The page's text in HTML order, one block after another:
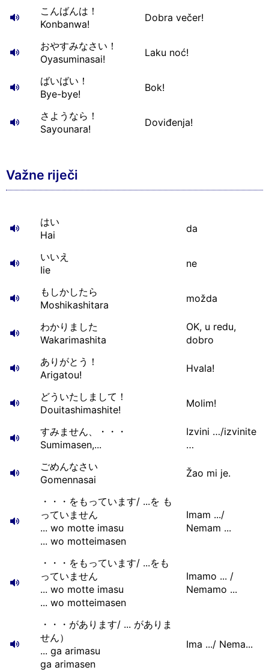
こんばんは！
Konbanwa!
Dobra večer!
おやすみなさい！
Oyasuminasai!
Laku noć!
ばいばい！
Bye-bye!
Bok!
さようなら！
Sayounara!
Doviđenja!
Važne riječi
はい
Hai
da
いいえ
Iie
ne
もしかしたら
Moshikashitara
možda
わかりました
Wakarimashita
OK, u redu,
dobro
ありがとう！
Arigatou!
Hvala!
どういたしまして！
Douitashimashite!
Molim!
すみません、・・・
Sumimasen,...
Izvini …/izvinite
…
ごめんなさい
Gomennasai
Žao mi je.
・・・をもっています/ ...を も
っていません
... wo motte imasu
... wo motteimasen
Imam .../
Nemam ...
・・・をもっています/ ...をも
っていません
... wo motte imasu
... wo motteimasen
Imamo ... /
Nemamo ...
・・・があります/ ... がありま
せん）
... ga arimasu
ga arimasen
Ima .../ Nema...